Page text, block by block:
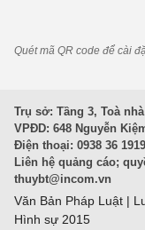
Quét mã QR code để cài
Trụ sở: Tầng 3, Toà
VPĐD: 648 Nguyễn
Điện thoại: 0938 36
Liên hệ quảng cáo;
thuybt@incom.vn
Văn Bản Pháp Luật |
Hình sự 2015